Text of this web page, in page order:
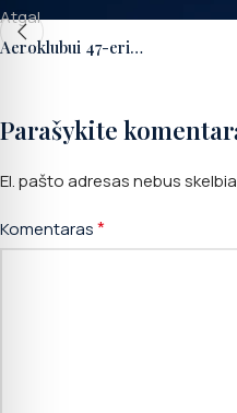
Atgal
Aeroklubui 47-eri…
Parašykite
El. pašto adresas nebus
Komentaras*